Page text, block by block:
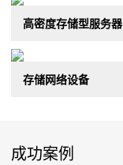
高密度存储型服务器
存储网络设备
成功案例